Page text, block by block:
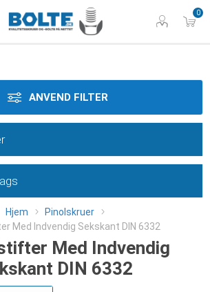
0
Hjem
Pinolskruer
Med Indvendig Sekskant DIN 6332
Med Indvendig
DIN 6332
ANVEND FILTER